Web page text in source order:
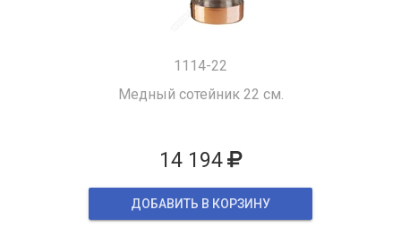
1114-22
Медный сотейник 22 см.
14 194
ДОБАВИТЬ В КОРЗИНУ